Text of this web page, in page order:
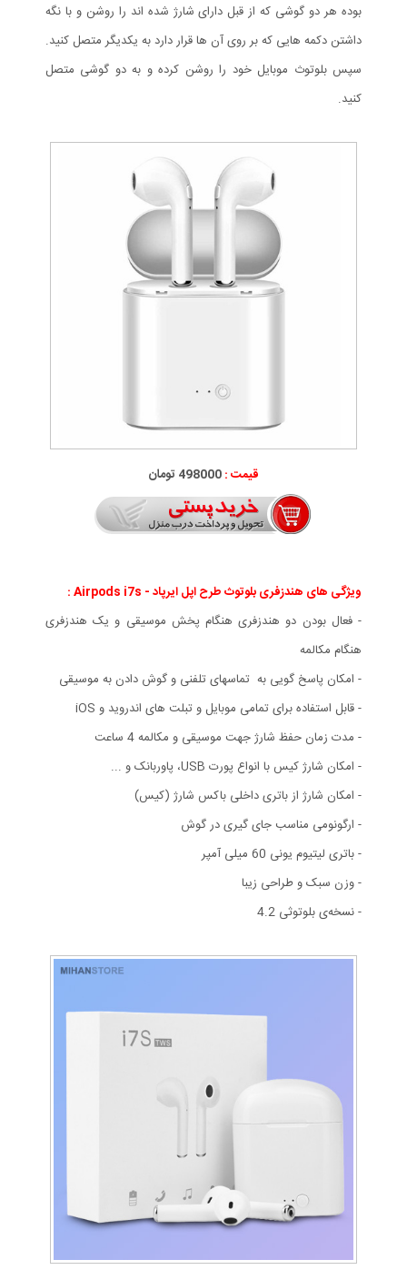
بوده هر دو گوشی که از قبل دارای شارژ شده اند را روشن و با نگه
داشتن دکمه هایی که بر روی آن ها قرار دارد به یکدیگر متصل کنید.
سپس بلوتوث موبایل خود را روشن کرده و به دو گوشی متصل
کنید.
قیمت :498000 تومان
ویژگی های هندزفری بلوتوث طرح اپل ایرپاد - Airpods i7s :
- فعال بودن دو هندزفری هنگام پخش موسیقی و یک هندزفری
هنگام مکالمه
- امکان پاسخ گویی به تماسهای تلفنی و گوش دادن به موسیقی
- قابل استفاده برای تمامی موبایل و تبلت های اندروید و iOS
- مدت زمان حفظ شارژ جهت موسیقی و مکالمه 4 ساعت
- امکان شارژ کیس با انواع پورت USB، پاوربانک و ...
- امکان شارژ از باتری داخلی باکس شارژ (کیس)
- ارگونومی مناسب جای گیری در گوش
- باتری لیتیوم یونی 60 میلی آمپر
- وزن سبک و طراحی زیبا
- نسخه‌ی بلوتوثی 4.2